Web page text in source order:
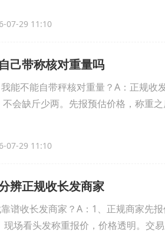
07-29 11:10
己带称核对重量吗
能不能自带秤核对重量？A：正规
会缺斤少两。先报预估价格，称重
07-29 11:10
辨正规收长发商家
谱收长发商家？A：1、正规商家先
场看头发称重报价，价格透明。交易